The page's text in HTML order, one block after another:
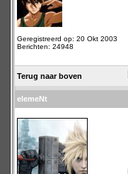
Geregistreerd op: 20 Okt 2003
Berichten: 24948
Terug naar boven
elemeNt